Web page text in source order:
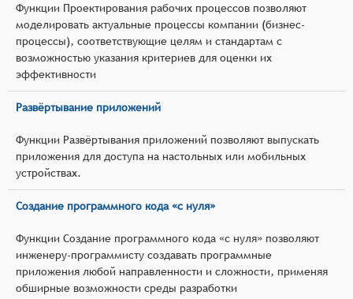
Функции Проектирования рабочих процессов позволяют
моделировать актуальные процессы компании (бизнес-
процессы), соответствующие целям и стандартам с
возможностью указания критериев для оценки их
эффективности
Развёртывание приложений
Функции Развёртывания приложений позволяют выпускать
приложения для доступа на настольных или мобильных
устройствах.
Создание программного кода «с нуля»
Функции Создание программного кода «с нуля» позволяют
инженеру-программисту создавать программные
приложения любой направленности и сложности, применяя
обширные возможности среды разработки